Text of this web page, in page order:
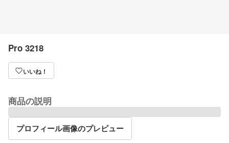
Pro 3218
いいね！
商品の説明
プロフィール画像のプレビュー